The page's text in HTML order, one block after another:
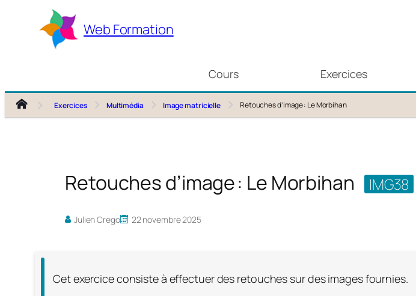
Web Formation
Cours Exercices
Exercices Multimédia Image matricielle Retouches d’image : Le Morbihan
Retouches d’image : Le Morbihan IMG38
Julien Crego 22 novembre 2025
Cet exercice consiste à effectuer des retouches sur des images fournies.